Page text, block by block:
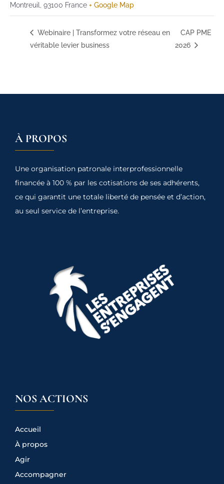
Montreuil
93100 France + Google Map
Webinaire | Transformez votre réseau en
véritable levier business
CAP PME
2026
À PROPOS
Une organisation patronale interprofessionnelle
financée à 100 % par les cotisations de ses adhérents,
ce qui garantit une totale liberté de pensée et d’action,
au seul service de l’entreprise.
NOS ACTIONS
Accueil
À propos
Agir
Accompagner